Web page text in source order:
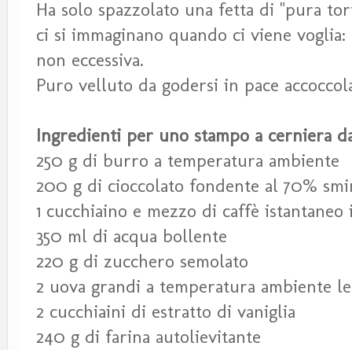
Ha solo spazzolato una fetta di "pura
ci si immaginano quando ci viene
non eccessiva.
Puro velluto da godersi in pace
Ingredienti per uno stampo a cerniera
250 g di burro a temperatura ambiente
200 g di cioccolato fondente al 70%
1 cucchiaino e mezzo di caffè
350 ml di acqua bollente
220 g di zucchero semolato
2 uova grandi a temperatura ambiente
2 cucchiaini di estratto di vaniglia
240 g di farina autolievitante